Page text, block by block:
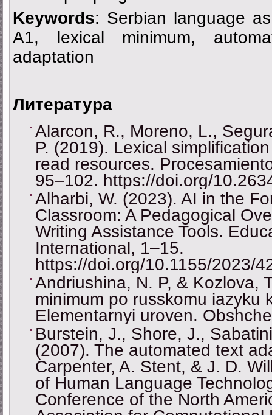
Keywords: Serbian language
A1, lexical minimum,
adaptation
Литература
Alarcon, R., Moreno, L.,
P. (2019). Lexical
read resources.
95–102. https://doi.org/
Alharbi, W. (2023). AI in the
Classroom: A Pedagogical
Writing Assistance Tools.
International, 1–15.
https://doi.org/10.1155/2023/
Andriushina, N. P, & Kozlova,
minimum po russkomu iazyku
Elementarnyi uroven.
Burstein, J., Shore, J.,
(2007). The automated text
Carpenter, A. Stent, & J. D.
of Human Language
Conference of the North